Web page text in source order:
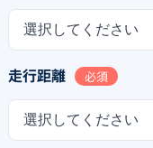
選択してください
走行距離 必須
選択してください